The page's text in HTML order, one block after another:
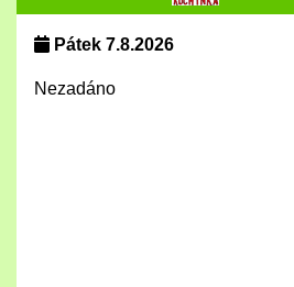
Pátek 7.8.2026
Nezadáno